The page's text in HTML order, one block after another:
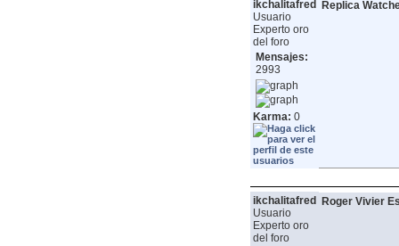
ikchalitafred
Usuario
Experto oro
del foro
Mensajes:
2993
Karma: 0
Replica
ikchalitafred
Usuario
Experto oro
del foro
Roger Vivier